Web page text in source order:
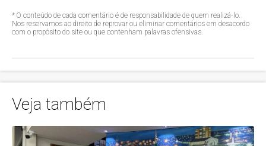
* O conteúdo de cada comentário é de responsabilidade de quem realizá-lo.
Nos reservamos ao direito de reprovar ou eliminar comentários em desacordo
com o propósito do site ou que contenham palavras ofensivas.
Veja também